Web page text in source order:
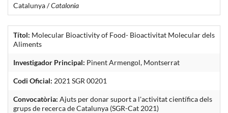
Catalunya /Catalonia
Títol: Molecular Bioactivity of Food- Bioactivitat Molecular dels
Aliments
Investigador Principal: Pinent Armengol, Montserrat
Codi Oficial: 2021 SGR 00201
Convocatòria: Ajuts per donar suport a l'activitat científica dels
grups de recerca de Catalunya (SGR-Cat 2021)